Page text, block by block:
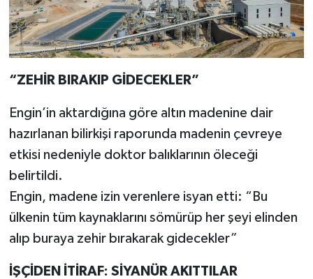
“ZEHİR BIRAKIP GİDECEKLER”
Engin’in aktardığına göre altın madenine dair
hazırlanan bilirkişi raporunda madenin çevreye
etkisi nedeniyle doktor balıklarının öleceği
belirtildi.
Engin, madene izin verenlere isyan etti: “Bu
ülkenin tüm kaynaklarını sömürüp her şeyi elinden
alıp buraya zehir bırakarak gidecekler”
İŞÇİDEN İTİRAF: SİYANÜR AKITTILAR